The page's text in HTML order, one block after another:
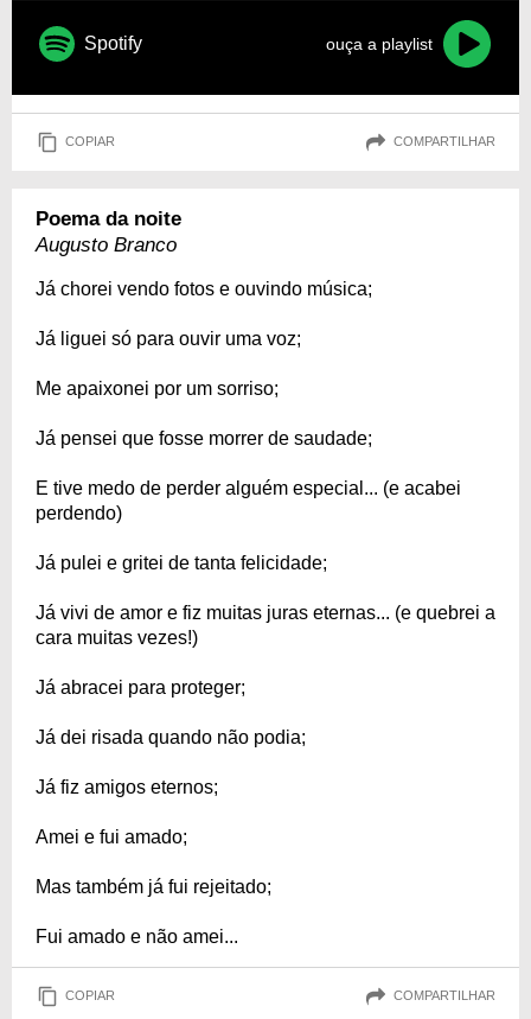
Spotify ouça a playlist
COPIAR COMPARTILHAR
Poema da noite
Augusto Branco
Já chorei vendo fotos e ouvindo música;
Já liguei só para ouvir uma voz;
Me apaixonei por um sorriso;
Já pensei que fosse morrer de saudade;
E tive medo de perder alguém especial... (e acabei
perdendo)
Já pulei e gritei de tanta felicidade;
Já vivi de amor e fiz muitas juras eternas... (e quebrei a
cara muitas vezes!)
Já abracei para proteger;
Já dei risada quando não podia;
Já fiz amigos eternos;
Amei e fui amado;
Mas também já fui rejeitado;
Fui amado e não amei...
COPIAR COMPARTILHAR